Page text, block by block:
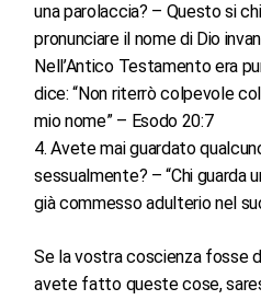
una parolaccia? – Questo si
pronunciare il nome di Dio
Nell’Antico Testamento era
dice: “Non riterrò colpevole
mio nome” – Esodo 20:7
Avete mai guardato
sessualmente? – “Chi guarda
già commesso adulterio nel
Se la vostra coscienza fosse
avete fatto queste cose,